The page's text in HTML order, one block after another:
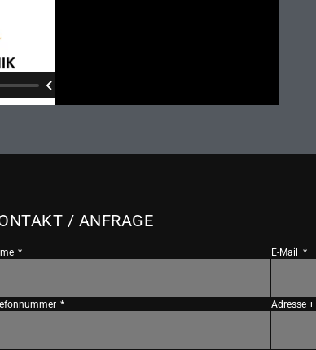
/ ANFRAGE
E-Mail
Adresse